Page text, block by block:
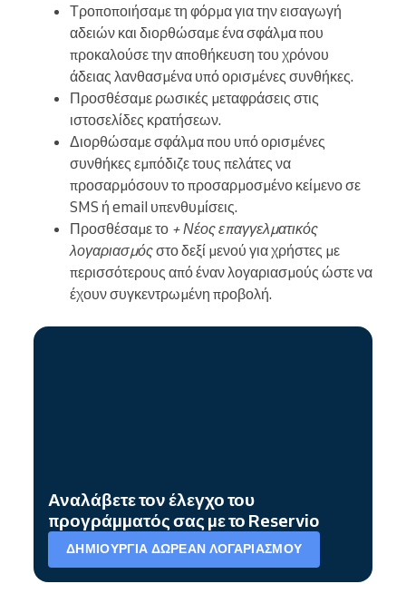
Τροποποιήσαμε τη φόρμα για την εισαγωγή
αδειών και διορθώσαμε ένα σφάλμα που
προκαλούσε την αποθήκευση του χρόνου
άδειας λανθασμένα υπό ορισμένες συνθήκες.
Προσθέσαμε ρωσικές μεταφράσεις στις
ιστοσελίδες κρατήσεων.
Διορθώσαμε σφάλμα που υπό ορισμένες
συνθήκες εμπόδιζε τους πελάτες να
προσαρμόσουν το προσαρμοσμένο κείμενο σε
SMS ή email υπενθυμίσεις.
Προσθέσαμε το + Νέος επαγγελματικός
λογαριασμόςστο δεξί μενού για χρήστες με
περισσότερους από έναν λογαριασμούς ώστε να
έχουν συγκεντρωμένη προβολή.
Αναλάβετε τον έλεγχο του
προγράμματός σας με το Reservio
ΔΗΜΙΟΥΡΓΊΑ ΔΩΡΕΆΝ ΛΟΓΑΡΙΑΣΜΟΎ